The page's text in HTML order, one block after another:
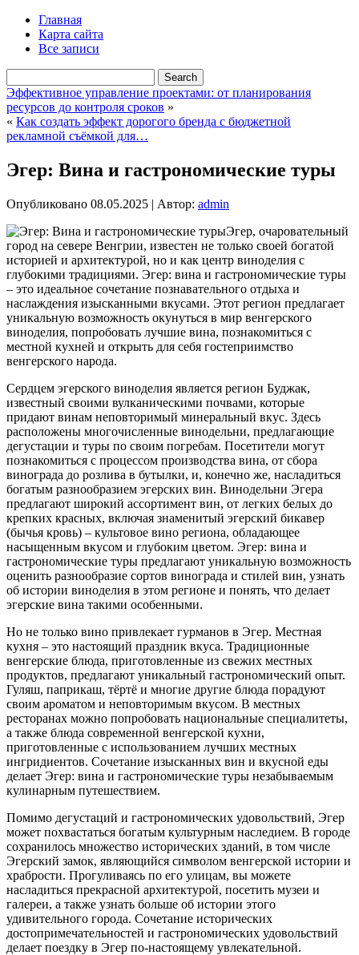
Главная
Карта сайта
Все записи
Эффективное управление проектами: от планирования
ресурсов до контроля сроков »
« Как создать эффект дорогого бренда с бюджетной
рекламной съёмкой для…
Эгер: Вина и гастрономические туры
Опубликовано 08.05.2025 | Автор: admin
Эгер, очаровательный
город на севере Венгрии, известен не только своей богатой
историей и архитектурой, но и как центр виноделия с
глубокими традициями. Эгер: вина и гастрономические туры
– это идеальное сочетание познавательного отдыха и
наслаждения изысканными вкусами. Этот регион предлагает
уникальную возможность окунуться в мир венгерского
виноделия, попробовать лучшие вина, познакомиться с
местной кухней и открыть для себя гостеприимство
венгерского народа.
Сердцем эгерского виноделия является регион Буджак,
известный своими вулканическими почвами, которые
придают винам неповторимый минеральный вкус. Здесь
расположены многочисленные винодельни, предлагающие
дегустации и туры по своим погребам. Посетители могут
познакомиться с процессом производства вина, от сбора
винограда до розлива в бутылки, и, конечно же, насладиться
богатым разнообразием эгерских вин. Винодельни Эгера
предлагают широкий ассортимент вин, от легких белых до
крепких красных, включая знаменитый эгерский бикавер
(бычья кровь) – культовое вино региона, обладающее
насыщенным вкусом и глубоким цветом. Эгер: вина и
гастрономические туры предлагают уникальную возможность
оценить разнообразие сортов винограда и стилей вин, узнать
об истории виноделия в этом регионе и понять, что делает
эгерские вина такими особенными.
Но не только вино привлекает гурманов в Эгер. Местная
кухня – это настоящий праздник вкуса. Традиционные
венгерские блюда, приготовленные из свежих местных
продуктов, предлагают уникальный гастрономический опыт.
Гуляш, паприкаш, тёртё и многие другие блюда порадуют
своим ароматом и неповторимым вкусом. В местных
ресторанах можно попробовать национальные специалитеты,
а также блюда современной венгерской кухни,
приготовленные с использованием лучших местных
ингридиентов. Сочетание изысканных вин и вкусной еды
делает Эгер: вина и гастрономические туры незабываемым
кулинарным путешествием.
Помимо дегустаций и гастрономических удовольствий, Эгер
может похвастаться богатым культурным наследием. В городе
сохранилось множество исторических зданий, в том числе
Эгерский замок, являющийся символом венгерской истории и
храбрости. Прогуливаясь по его улицам, вы можете
насладиться прекрасной архитектурой, посетить музеи и
галереи, а также узнать больше об истории этого
удивительного города. Сочетание исторических
достопримечательностей и гастрономических удовольствий
делает поездку в Эгер по-настоящему увлекательной.